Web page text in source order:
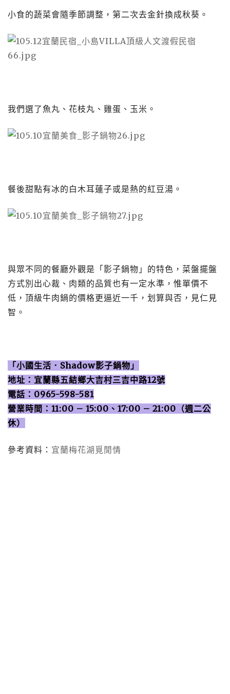
小食的蔬菜會隨季節調整，第二次去金針換成秋葵。
我們選了魚丸、花枝丸、雞蛋、玉米。
餐後甜點有冰的白木耳蓮子或是熱的紅豆湯。
與眾不同的餐廳外觀是「影子鍋物」的特色，菜盤擺盤
方式別出心裁、肉類的品質也有一定水準，惟單價不
低，頂級牛肉鍋的價格更逼近一千，划算與否，見仁見
智。
「小國生活．Shadow影子鍋物」
地址：宜蘭縣五結鄉大吉村三吉中路12號
電話：0965-598-581
營業時間：11:00 – 15:00、17:00 – 21:00（週二公
休）
參考資料： 宜蘭梅花湖覓閒情